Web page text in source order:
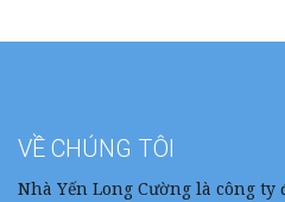
VỀ CHÚNG TÔI
Nhà Yến Long Cường là công